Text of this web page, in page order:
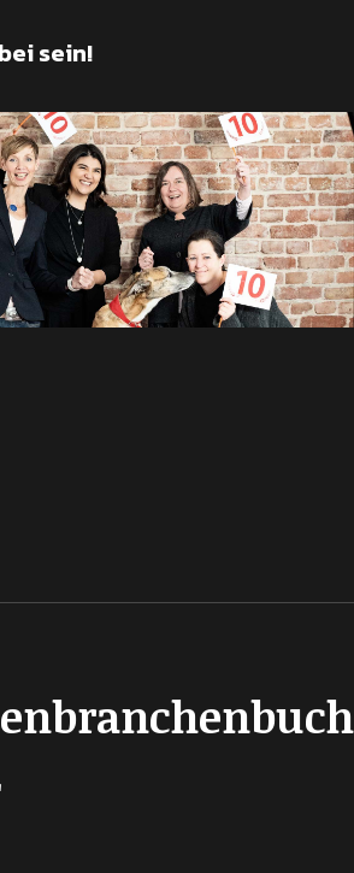
sein!